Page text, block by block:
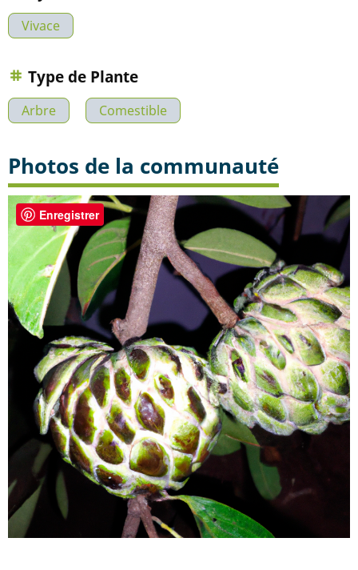
Vivace
Type de Plante
Arbre Comestible
Photos de la communauté
Enregistrer